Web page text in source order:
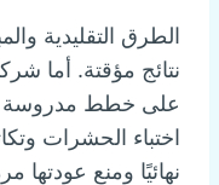
الطرق التقليدية
نتائج مؤقتة. أما
على خطط مدروسة
اختباء الحشرات
نهائيًا ومنع عودتها